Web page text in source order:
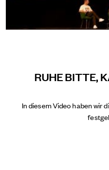
RUHE BITTE,
In diesem Video haben wir